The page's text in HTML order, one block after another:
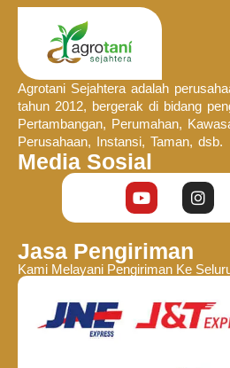
Agrotani Sejahtera adalah
tahun 2012, bergerak di bidang
Pertambangan, Perumahan,
Perusahaan, Instansi, Taman, dsb.
Media Sosial
Jasa Pengiriman
Kami Melayani Pengiriman Ke